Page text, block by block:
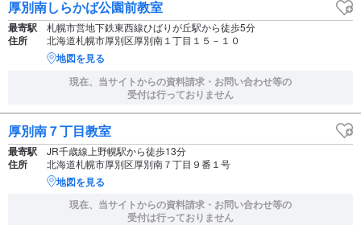
厚別南しらかば公園前教室
最寄駅 札幌市営地下鉄東西線ひばりが丘駅から徒歩5分
住所 北海道札幌市厚別区厚別南１丁目１５－１０
地図を見る
現在、当サイトからの資料請求・お問い合わせ等の
受付は行っておりません
厚別南７丁目教室
最寄駅 JR千歳線上野幌駅から徒歩13分
住所 北海道札幌市厚別区厚別南７丁目９番１号
地図を見る
現在、当サイトからの資料請求・お問い合わせ等の
受付は行っておりません